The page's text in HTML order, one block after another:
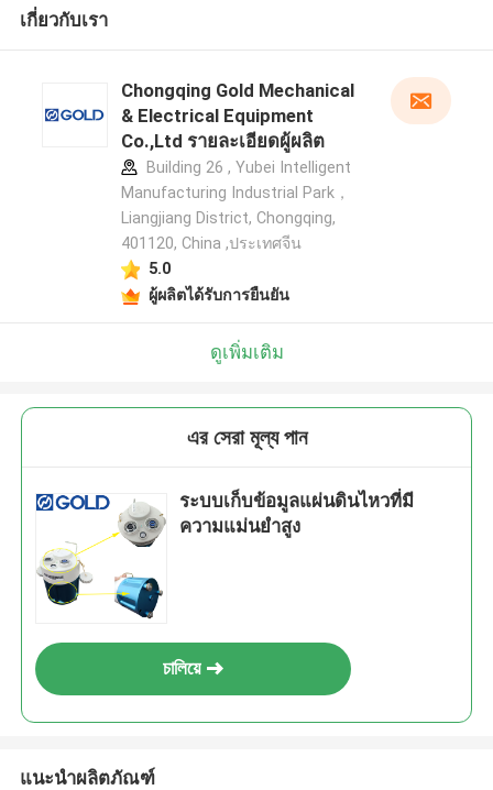
เกี่ยวกับเรา
Chongqing Gold Mechanical
& Electrical Equipment
Co.,Ltd รายละเอียดผู้ผลิต
Building 26 , Yubei Intelligent
Manufacturing Industrial Park，
Liangjiang District, Chongqing,
401120, China ,ประเทศจีน
5.0
ผู้ผลิตได้รับการยืนยัน
ดูเพิ่มเติม
এর সেরা মূল্য পান
ระบบเก็บข้อมูลแผ่นดินไหวที่มี
ความแม่นยำสูง
চালিয়ে
แนะนำผลิตภัณฑ์